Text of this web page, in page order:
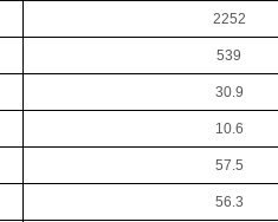
2252
539
30.9
10.6
57.5
56.3